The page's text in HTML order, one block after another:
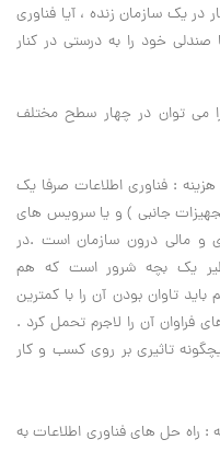
یک سازمان زنده ، آیا فناوری
خود را به درستی در کنار
می توان در چهار سطح مختلف
: فناوری اطلاعات صرفا یک
تجهیزات جانبی ) و یا سرویس های
و مالی درون سازمان است .در
یک بچه شرور است که هم
تاوان بودن آن را با کمترین
فراوان آن را لاجرم تحمل کرد .
تاثیری بر روی کسب و کار
: راه حل های فناوری اطلاعات به